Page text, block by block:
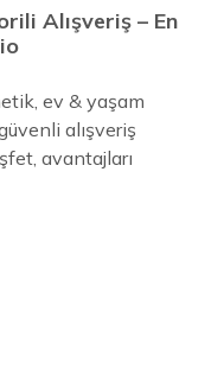
Alışveriş – En
ev & yaşam
alışveriş
avantajları